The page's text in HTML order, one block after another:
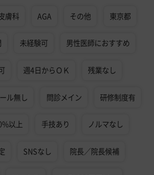
膚科 AGA その他 東京都
未経験可 男性医師におすすめ
週4日からＯＫ 残業なし
ル無し 問診メイン 研修制度有
以上 手技あり ノルマなし
SNSなし 院長／院長候補